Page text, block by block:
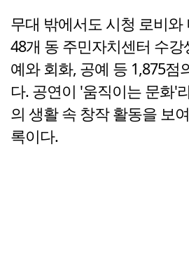
무대 밖에서도 시청 로비
48개 동 주민자치센터 수강
예와 회화, 공예 등 1,875점
다. 공연이 '움직이는 문화'
의 생활 속 창작 활동을 보
록이다.